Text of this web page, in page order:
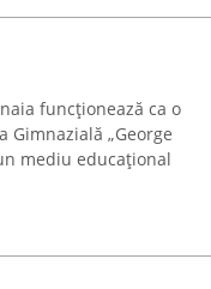
funcționează ca o
„George
mediu educațional